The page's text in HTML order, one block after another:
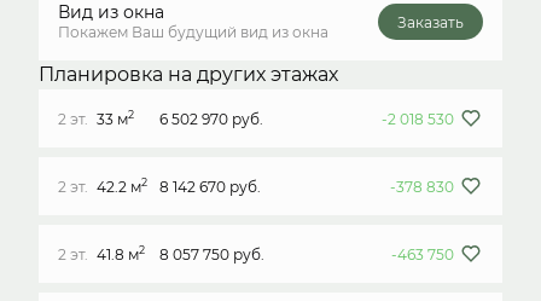
Вид из окна
Покажем Ваш будущий вид из окна
Заказать
Планировка на других этажах
2 эт. 33 м2 6 502 970 руб. -2 018 530
2 эт. 42.2 м2 8 142 670 руб. -378 830
2 эт. 41.8 м2 8 057 750 руб. -463 750